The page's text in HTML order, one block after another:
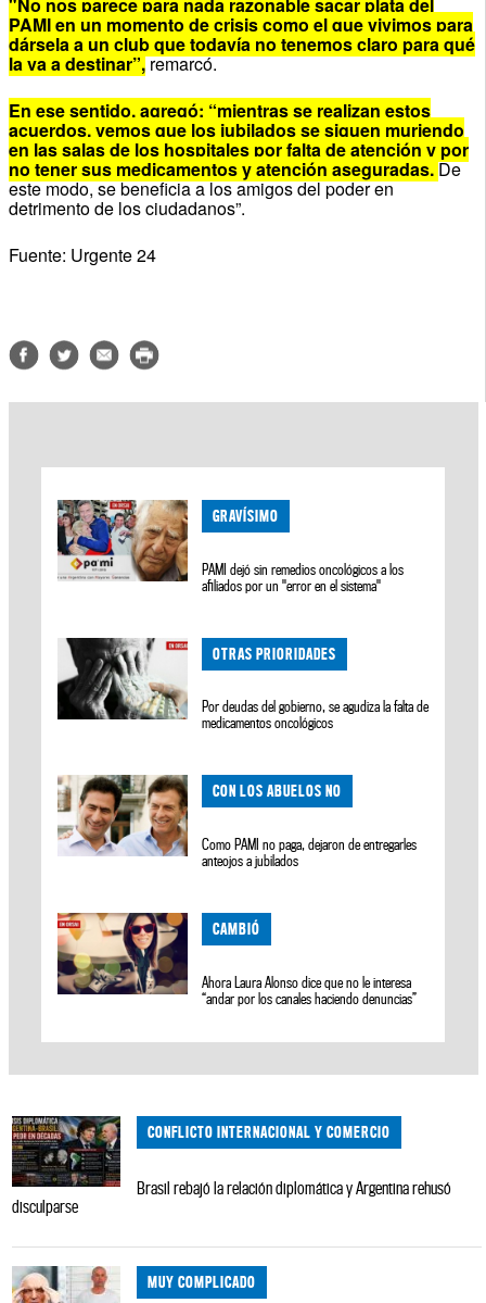
PAMI en un momento de crisis como el que vivimos para
dársela a un club que todavía no tenemos claro para qué
la va a destinar”,remarcó.
En ese sentido, agregó: “mientras se realizan estos
acuerdos, vemos que los jubilados se siguen muriendo
en las salas de los hospitales por falta de atención y por
no tener sus medicamentos y atención aseguradas.De
este modo, se beneficia a los amigos del poder en
detrimento de los ciudadanos”.
Fuente: Urgente 24
GRAVÍSIMO
PAMI dejó sin remedios oncológicos a los
afiliados por un "error en el sistema"
OTRAS PRIORIDADES
Por deudas del gobierno, se agudiza la falta de
medicamentos oncológicos
CON LOS ABUELOS NO
Como PAMI no paga, dejaron de entregarles
anteojos a jubilados
CAMBIÓ
Ahora Laura Alonso dice que no le interesa
“andar por los canales haciendo denuncias”
CONFLICTO INTERNACIONAL Y COMERCIO
Brasil rebajó la relación diplomática y Argentina rehusó
disculparse
MUY COMPLICADO